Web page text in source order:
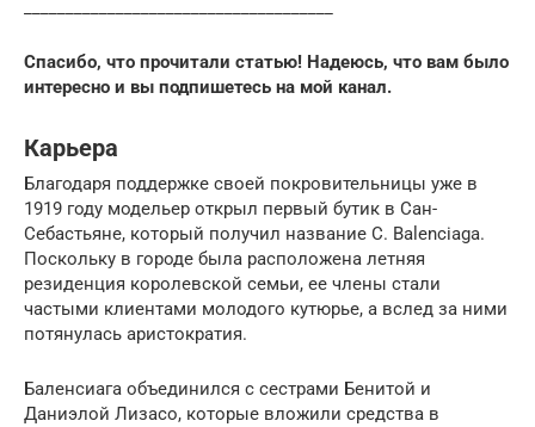
Спасибо, что прочитали статью! Надеюсь, что вам было
интересно и вы подпишетесь на мой канал.
Карьера
Благодаря поддержке своей покровительницы уже в
1919 году модельер открыл первый бутик в Сан-
Себастьяне, который получил название C. Balenciaga.
Поскольку в городе была расположена летняя
резиденция королевской семьи, ее члены стали
частыми клиентами молодого кутюрье, а вслед за ними
потянулась аристократия.
Баленсиага объединился с сестрами Бенитой и
Даниэлой Лизасо, которые вложили средства в